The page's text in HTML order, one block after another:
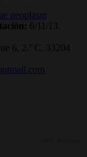
neoplasm
6/11/13.
6, 2.º C. 33204